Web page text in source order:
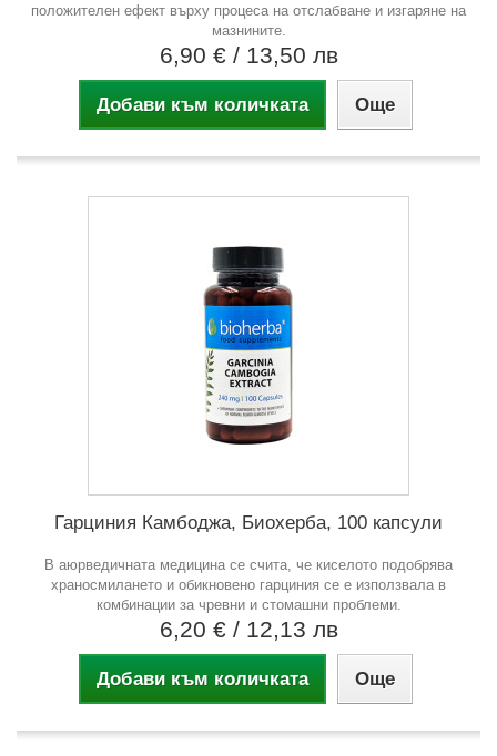
положителен ефект върху процеса на отслабване и изгаряне на
мазнините.
6,90 € / 13,50 лв
Добави към количката Още
Гарциния Камбоджа, Биохерба, 100 капсули
В аюрведичната медицина се счита, че киселото подобрява
храносмилането и обикновено гарциния се е използвала в
комбинации за чревни и стомашни проблеми.
6,20 € / 12,13 лв
Добави към количката Още